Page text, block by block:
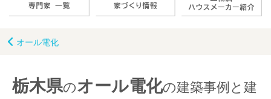
オール電化
栃木県のオール電化の建築事例と建